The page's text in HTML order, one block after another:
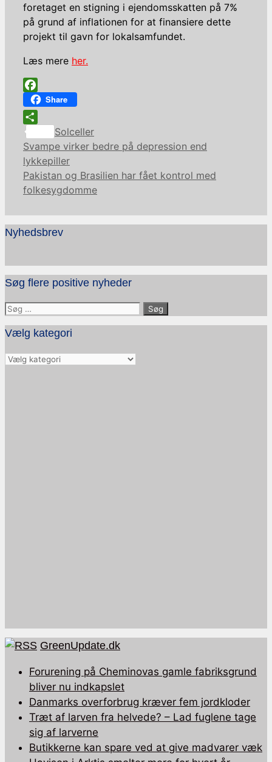
foretaget en stigning i ejendomsskatten på 7%
på grund af inflationen for at finansiere dette
projekt til gavn for lokalsamfundet.
Læs mere her.
Facebook
Share
Share
Kategorier
Solceller
Svampe virker bedre på depression end
lykkepiller
Pakistan og Brasilien har fået kontrol med
folkesygdomme
Nyhedsbrev
Søg flere positive nyheder
Søg
efter:
Vælg kategori
Vælg
GreenUpdate.dk
Forurening på Cheminovas gamle fabriksgrund
bliver nu indkapslet
Danmarks overforbrug kræver fem jordkloder
Træt af larven fra helvede? – Lad fuglene tage
sig af larverne
Butikkerne kan spare ved at give madvarer væk